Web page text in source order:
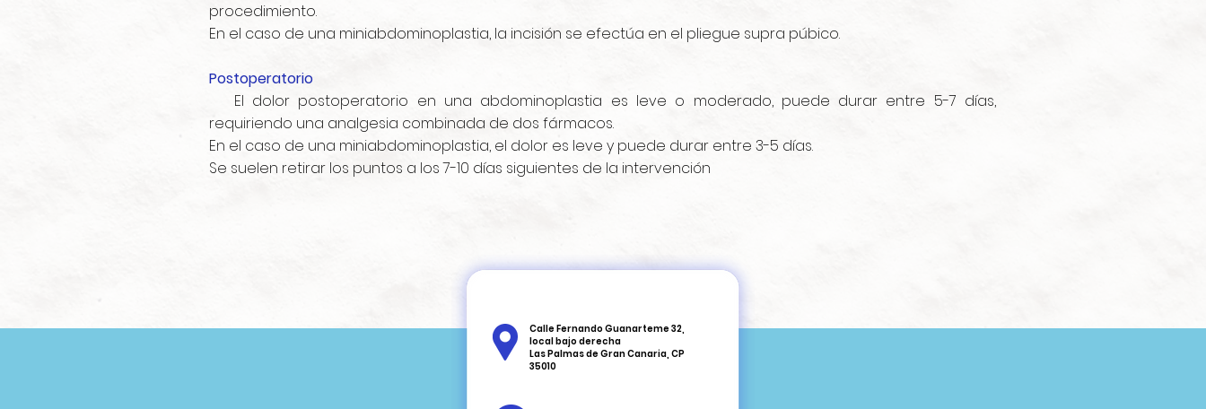
procedimiento.
En el caso de una miniabdominoplastia, la incisión se efectúa en el pliegue supra púbico.
Postoperatorio
El dolor postoperatorio en una abdominoplastia es leve o moderado, puede durar entre 5-7 días,
requiriendo una analgesia combinada de dos fármacos.
En el caso de una miniabdominoplastia, el dolor es leve y puede durar entre 3-5 días.
Se suelen retirar los puntos a los 7-10 días siguientes de la intervención
Calle Fernando Guanarteme 32,
local bajo derecha
Las Palmas de Gran Canaria, CP
35010